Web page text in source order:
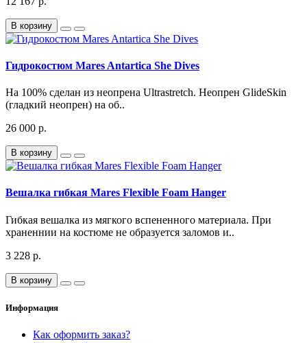
В корзину
Гидрокостюм Mares Antartica She Dives
На 100% сделан из неопрена Ultrastretch. Неопрен GlideSkin
(гладкий неопрен) на об..
26 000 р.
В корзину
Вешалка гибкая Mares Flexible Foam Hanger
Гибкая вешалка из мягкого вспененного материала. При
храненнии на костюме не образуется заломов и..
3 228 р.
В корзину
Информация
Как оформить заказ?